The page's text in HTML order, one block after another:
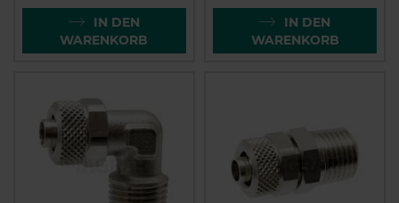
IN DEN
WARENKORB
IN DEN
WARENKORB